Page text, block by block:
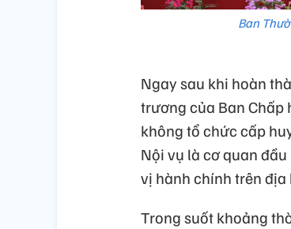
Ban
Ngay sau khi hoàn
trương của Ban Chấp
không tổ chức cấp
Nội vụ là cơ quan
vị hành chính trên địa
Trong suốt khoảng